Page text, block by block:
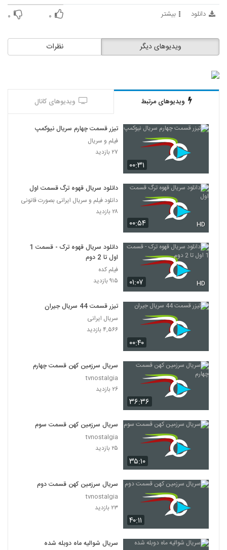
دانلود بیشتر ۰ ۰
نظرات ویدیوهای دیگر
ویدیوهای مرتبط ویدیوهای کانال
۰۰:۳۱
تیزر قسمت چهارم سریال نیوکمپ
فیلم و سریال
۲۷ بازدید
۰۰:۵۴ HD
دانلود سریال قهوه ترگ قسمت اول
دانلود فیلم و سریال ایرانی بصورت قانونی
۲۸ بازدید
۰۱:۰۷ HD
دانلود سریال قهوه ترک - قسمت 1
اول تا 2 دوم
فیلم کده
۹۱۵ بازدید
۰۰:۴۰
تیزر قسمت 44 سریال جیران
سریال ایرانی
۴,۵۶۶ بازدید
۳۶:۳۶
سریال سرزمین کهن قسمت چهارم
tvnostalgia
۲۶ بازدید
۳۵:۱۰
سریال سرزمین کهن قسمت سوم
tvnostalgia
۲۵ بازدید
۴۰:۱۱
سریال سرزمین کهن قسمت دوم
tvnostalgia
۲۳ بازدید
سریال شوالیه ماه دوبله شده